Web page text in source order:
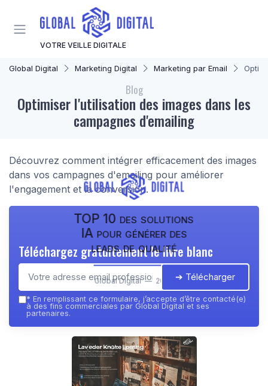
VOTRE VEILLE DIGITALE
Global Digital Marketing Digital Marketing par Email
Blog
Optimiser l'utilisation des images dans les
campagnes d'emailing
Découvrez comment intégrer efficacement des images
dans vos campagnes d'emailing pour améliorer
l'engagement et la conversion.
TOP 10 des solutions
IA pour générer des
leads de qualité
Global Digital — 2026
Téléchargez gratuitement le livre blanc
➔ Télécharger
* En remplissant ce formulaire, j’accepte d’être contacté(e)
à des fins commerciales par Global Digital et ses
partenaires.
Panneau de gestion des cookies